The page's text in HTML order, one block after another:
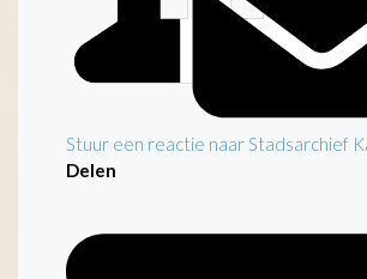
Inleiding
Stuur een reactie naar Stadsarchief
Delen